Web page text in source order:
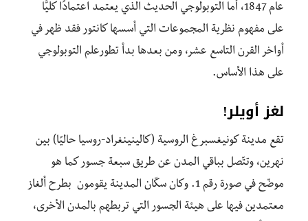
عام 1847، أما التوبولوجي الحديث الذي يعتمد اعتمادًا كليًّا
على مفهوم نظرية المجموعات التي أسسها كانتور فقد ظهر في
أواخر القرن التاسع عشر، ومن بعدها بدأ تطورعلم التوبولوجي
على هذا الأساس.
لغز أويلر!
تقع مدينة كونيغسبرغ الروسية (كالينينغراد-روسيا حاليًا) بين
نهرين، وتتّصل بباقي المدن عن طريق سبعة جسور كما هو
موضّح في صورة رقم 1. وكان سكّان المدينة يقومون بطرح ألغاز
معتمدين فيها على هيئة الجسور التي تربطهم بالمدن الأخرى،